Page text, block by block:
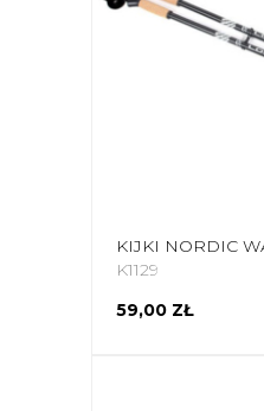
K1129
59,00 ZŁ